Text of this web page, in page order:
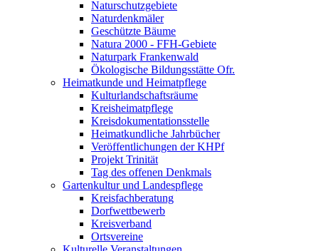
Naturschutzgebiete
Naturdenkmäler
Geschützte Bäume
Natura 2000 - FFH-Gebiete
Naturpark Frankenwald
Ökologische Bildungsstätte Ofr.
Heimatkunde und Heimatpflege
Kulturlandschaftsräume
Kreisheimatpflege
Kreisdokumentationsstelle
Heimatkundliche Jahrbücher
Veröffentlichungen der KHPf
Projekt Trinität
Tag des offenen Denkmals
Gartenkultur und Landespflege
Kreisfachberatung
Dorfwettbewerb
Kreisverband
Ortsvereine